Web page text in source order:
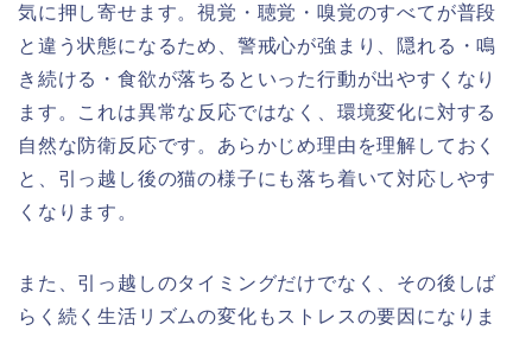
気に押し寄せます。視覚・聴覚・嗅覚のすべてが普段
と違う状態になるため、警戒心が強まり、隠れる・鳴
き続ける・食欲が落ちるといった行動が出やすくなり
ます。これは異常な反応ではなく、環境変化に対する
自然な防衛反応です。あらかじめ理由を理解しておく
と、引っ越し後の猫の様子にも落ち着いて対応しやす
くなります。
また、引っ越しのタイミングだけでなく、その後しば
らく続く生活リズムの変化もストレスの要因になりま